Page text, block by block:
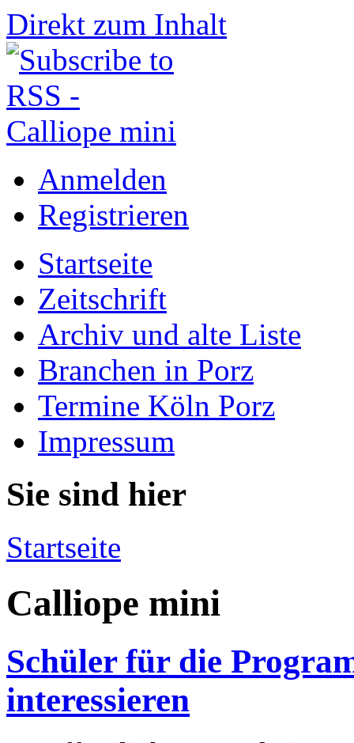
Direkt zum Inhalt
Anmelden
Registrieren
Startseite
Zeitschrift
Archiv und alte Liste
Branchen in Porz
Termine Köln Porz
Impressum
Sie sind hier
Startseite
Calliope mini
Schüler für die
interessieren